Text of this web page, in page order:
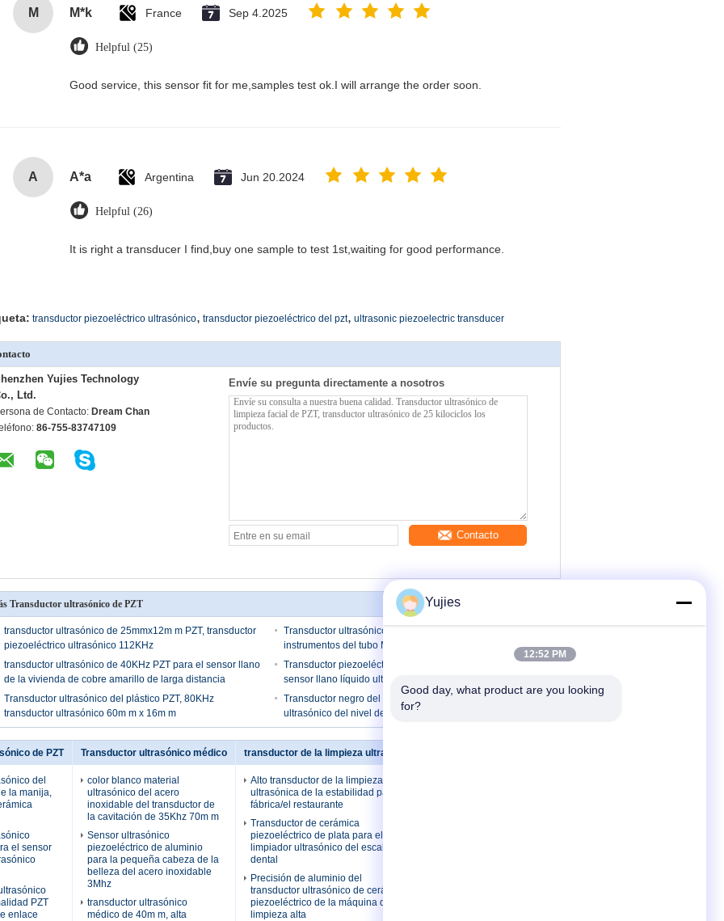
M M*k France Sep 4.2025
Helpful (25)
Good service, this sensor fit for me,samples test ok.I will arrange the order soon.
A A*a Argentina Jun 20.2024
Helpful (26)
It is right a transducer I find,buy one sample to test 1st,waiting for good performance.
transductor piezoeléctrico ultrasónico, transductor piezoeléctrico del pzt, ultrasonic piezoelectric transducer
Yujies Technology
Ltd.
de Contacto: Dream Chan
86-755-83747109
Envíe su pregunta directamente a nosotros
Contacto
Transductor ultrasónico de PZT
transductor ultrasónico de 25mmx12m m PZT, transductor
piezoeléctrico ultrasónico 112KHz
Transductor ultrasónico de cerámica piezoeléctrico de los
instrumentos del tubo M30 para el metro llano
transductor ultrasónico de 40KHz PZT para el sensor llano
de la vivienda de cobre amarillo de larga distancia
Transductor piezoeléctrico del diámetro 38m m Pzt para el
sensor llano líquido ultrasónico 75KHz
Transductor ultrasónico del plástico PZT, 80KHz
transductor ultrasónico 60m m x 16m m
Transductor negro del efecto piezoeléctrico para el sensor
ultrasónico del nivel de la proximidad 300KHz
de PZT
del
la manija,
el sensor
PZT
enlace
Transductor ultrasónico médico
color blanco material
ultrasónico del acero
inoxidable del transductor de
la cavitación de 35Khz 70m m
Sensor ultrasónico
piezoeléctrico de aluminio
para la pequeña cabeza de la
belleza del acero inoxidable
3Mhz
transductor ultrasónico
médico de 40m m, alta
transductor de la limpieza ultrasónica
Alto transductor de la limpieza
ultrasónica de la estabilidad para la
fábrica/el restaurante
Transductor de cerámica
piezoeléctrico de plata para el
limpiador ultrasónico del escalador
dental
Precisión de aluminio del
transductor ultrasónico de cerámica
piezoeléctrico de la máquina de la
limpieza alta
Yujies
12:52 PM
Good day, what product are you looking
for?